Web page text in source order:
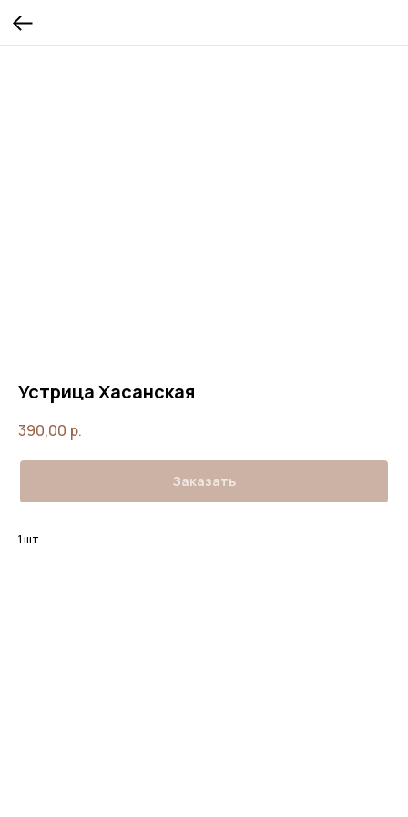
Устрица Хасанская
390,00 р.
Заказать
1 шт